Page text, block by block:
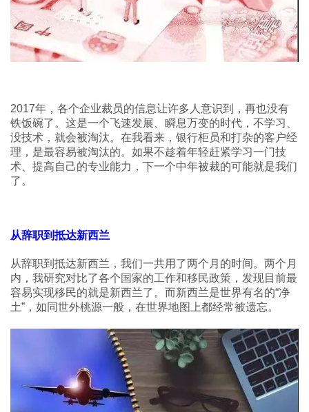
2017年，各个企业裁员的信息让许多人意识到，再也没有
铁饭碗了。这是一个飞速发展、瞬息万变的时代，不学习、
没技术，就会被淘汰。在我看来，银行柜员和打杂的客户经
理，是最容易被淘汰的。如果不趁着年轻赶紧学习一门技
术、提高自己的专业能力，下一个中年被裁的可能就是我们
了。
从辞职到抵达新西兰
从辞职到抵达新西兰，我们一共用了两个月的时间。两个月
内，我研究对比了各个国家的工作和移民政策，发现目前最
容易实现移民的就是新西兰了。而新西兰是世界有名的“净
土”，如同世外桃源一般，在世界地图上都经常被遗忘。